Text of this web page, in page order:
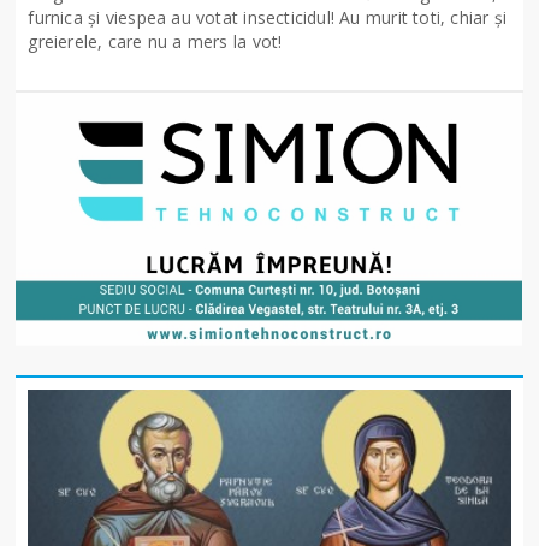
furnica și viespea au votat insecticidul! Au murit toti, chiar și
greierele, care nu a mers la vot!